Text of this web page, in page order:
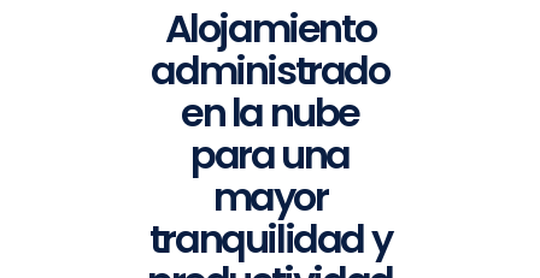
Alojamiento
administrado
en la nube
para una
mayor
tranquilidad y